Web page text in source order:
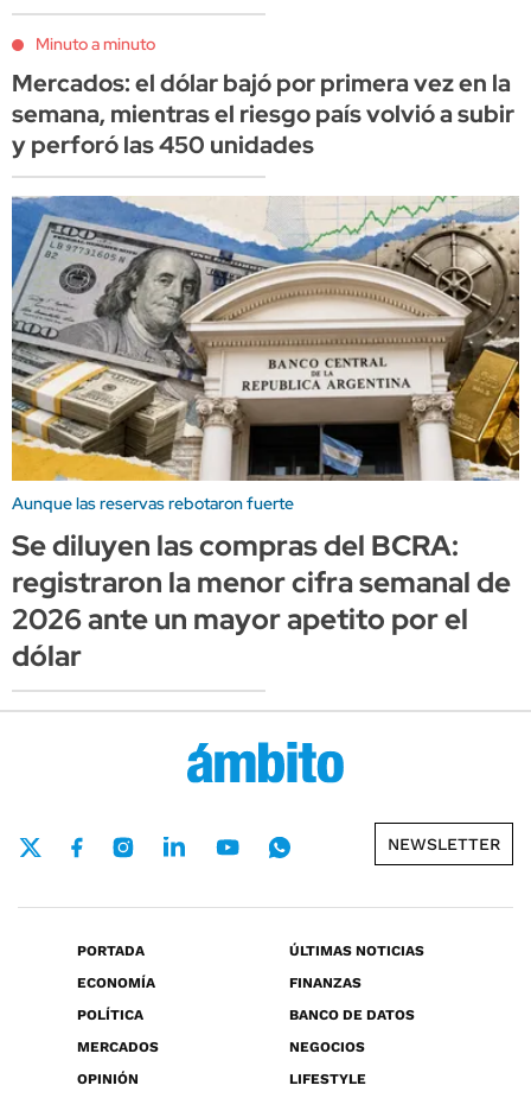
Minuto a minuto
Mercados: el dólar bajó por primera vez en la
semana, mientras el riesgo país volvió a subir
y perforó las 450 unidades
Aunque las reservas rebotaron fuerte
Se diluyen las compras del BCRA:
registraron la menor cifra semanal de
2026 ante un mayor apetito por el
dólar
NEWSLETTER
PORTADA
ÚLTIMAS NOTICIAS
ECONOMÍA
FINANZAS
POLÍTICA
BANCO DE DATOS
MERCADOS
NEGOCIOS
OPINIÓN
LIFESTYLE